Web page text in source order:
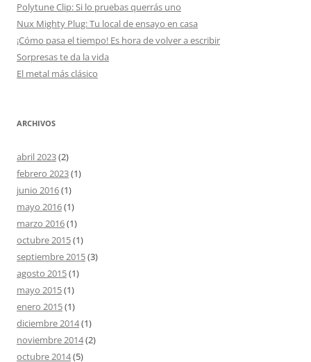
Polytune Clip: Si lo pruebas querrás uno
Nux Mighty Plug: Tu local de ensayo en casa
¡Cómo pasa el tiempo! Es hora de volver a escribir
Sorpresas te da la vida
El metal más clásico
ARCHIVOS
abril 2023(2)
febrero 2023(1)
junio 2016(1)
mayo 2016(1)
marzo 2016(1)
octubre 2015(1)
septiembre 2015(3)
agosto 2015(1)
mayo 2015(1)
enero 2015(1)
diciembre 2014(1)
noviembre 2014(2)
octubre 2014(5)